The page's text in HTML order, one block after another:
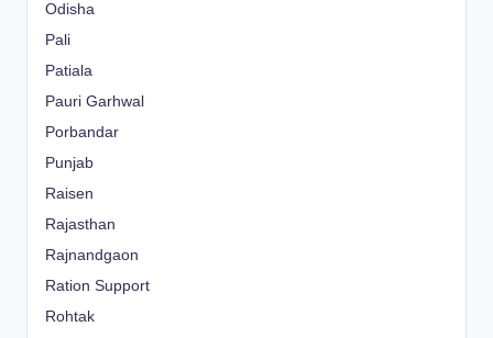
Odisha
Pali
Patiala
Pauri Garhwal
Porbandar
Punjab
Raisen
Rajasthan
Rajnandgaon
Ration Support
Rohtak